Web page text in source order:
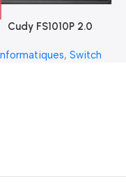
Cudy FS1010P 2.0
, Switch